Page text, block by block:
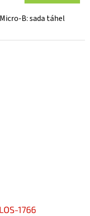
B: sada táhel
1766